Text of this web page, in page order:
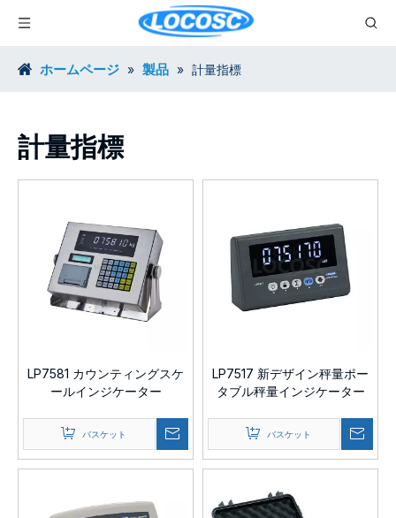
ホームページ » 製品 » 計量指標
計量指標
LP7581 カウンティングスケ
ールインジケーター
バスケット
LP7517 新デザイン秤量ポー
タブル秤量インジケーター
バスケット